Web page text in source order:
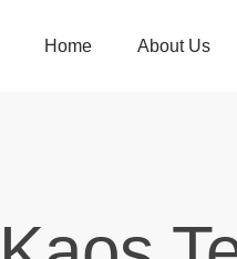
Home About Us